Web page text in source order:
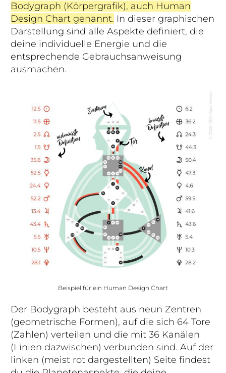
Bodygraph (Körpergrafik), auch Human
Design Chart genannt. In dieser graphischen
Darstellung sind alle Aspekte definiert, die
deine individuelle Energie und die
entsprechende Gebrauchsanweisung
ausmachen.
Beispiel für ein Human Design Chart
Der Bodygraph besteht aus neun Zentren
(geometrische Formen), auf die sich 64 Tore
(Zahlen) verteilen und die mit 36 Kanälen
(Linien dazwischen) verbunden sind. Auf der
linken (meist rot dargestellten) Seite findest